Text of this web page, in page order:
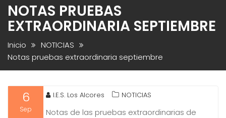
NOTAS PRUEBAS
EXTRAORDINARIA SEPTIEMBRE
Inicio
NOTICIAS
Notas pruebas extraordinaria septiembre
6
Sep
I.E.S. Los Alcores NOTICIAS
Notas de las pruebas extraordinarias de